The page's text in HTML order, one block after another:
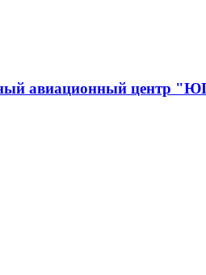
авиационный центр